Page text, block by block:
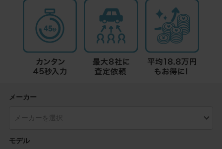
メーカー
モデル